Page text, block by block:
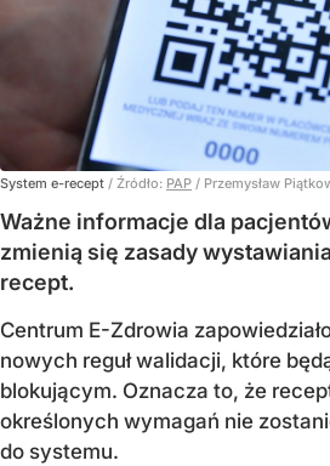
System e-recept / Źródło: PAP / Przemysław
Ważne informacje dla
zmienią się zasady
recept.
Centrum E-Zdrowia
nowych reguł walidacji, które
blokującym. Oznacza to, że
określonych wymagań nie
do systemu.